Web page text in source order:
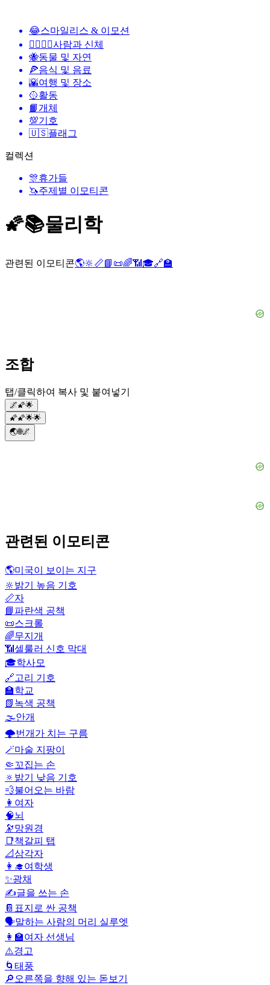
😂스마일리스 & 이모션
👩‍❤️‍💋‍👨사람과 신체
🐝동물 및 자연
🍕음식 및 음료
🌇여행 및 장소
🥎활동
📙개체
💯기호
🇺🇸플래그
컬렉션
🎊휴가들
🦄주제별 이모티콘
🌠📚물리학
관련된 이모티콘🌎🔆 📏📘 📜🌈📶 🎓🔗🏫
조합
탭/클릭하여 복사 및 붙여넣기
🌌🌠🌟
🌠🌠🌟🌟
🌏🌐🌌
관련된 이모티콘
🌎미국이 보이는 지구
🔆 밝기 높음 기호
📏자
📘 파란색 공책
📜스크롤
🌈무지개
📶 셀룰러 신호 막대
🎓학사모
🔗고리 기호
🏫학교
📗 녹색 공책
🌫️안개
🌩️번개가 치는 구름
🪄마술 지팡이
🤏꼬집는 손
🔅 밝기 낮음 기호
💨불어오는 바람
👩 여자
🧠뇌
🔭망원경
📑책갈피 탭
📐삼각자
👩‍🎓여학생
✨광채
✍️글을 쓰는 손
📔 표지로 싼 공책
🗣️말하는 사람의 머리 실루엣
👩‍🏫여자 선생님
⚠️경고
🌀 태풍
🔎 오른쪽을 향해 있는 돋보기